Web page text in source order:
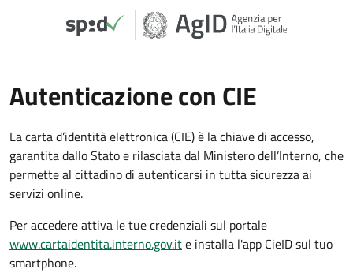
Autenticazione con CIE
La carta d’identità elettronica (CIE) è la chiave di accesso,
garantita dallo Stato e rilasciata dal Ministero dell’Interno, che
permette al cittadino di autenticarsi in tutta sicurezza ai
servizi online.
Per accedere attiva le tue credenziali sul portale
www.cartaidentita.interno.gov.ite installa l'app CieID sul tuo
smartphone.